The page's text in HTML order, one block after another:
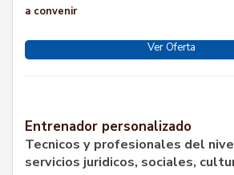
a convenir
Ver Oferta
Entrenador personalizado
Tecnicos y profesionales del
servicios juridicos, sociales,